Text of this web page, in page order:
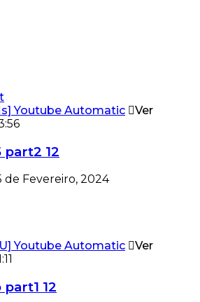
Ver
part2 12
de Fevereiro, 2024
Ver
12